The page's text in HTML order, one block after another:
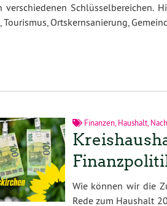
Schlüsselbereichen.
Tourismus, Ortskernsanierung,
Finanzen, Haushalt,
Wie können wir die
Rede zum Haushalt